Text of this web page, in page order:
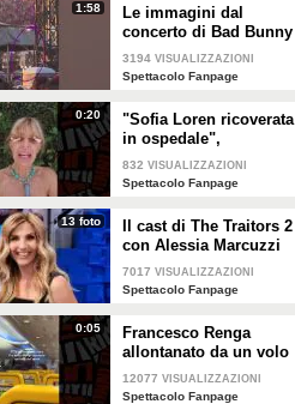
1:58
Le immagini dal
concerto di Bad Bunny
a Milano
3194 VISUALIZZAZIONI
Spettacolo Fanpage
0:20
"Sofia Loren ricoverata
in ospedale",
Alessandra Mussolini
smentisce: "È serena e
832 VISUALIZZAZIONI
Spettacolo Fanpage
13 foto
Il cast di The Traitors 2
con Alessia Marcuzzi
7017 VISUALIZZAZIONI
Spettacolo Fanpage
0:05
Francesco Renga
allontanato da un volo
Ryanair dopo una
discussione con gli
12077 VISUALIZZAZIONI
Spettacolo Fanpage